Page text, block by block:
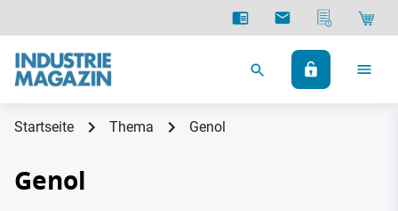
Startseite Thema Genol
Genol